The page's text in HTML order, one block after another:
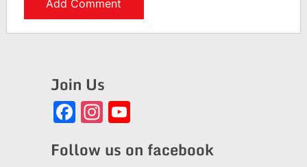
Join Us
Facebook
Instagram
YouTube
Follow us on facebook